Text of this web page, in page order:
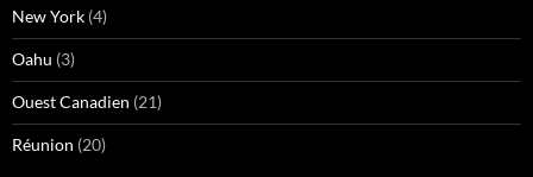
New York (4)
Oahu (3)
Ouest Canadien (21)
Réunion (20)